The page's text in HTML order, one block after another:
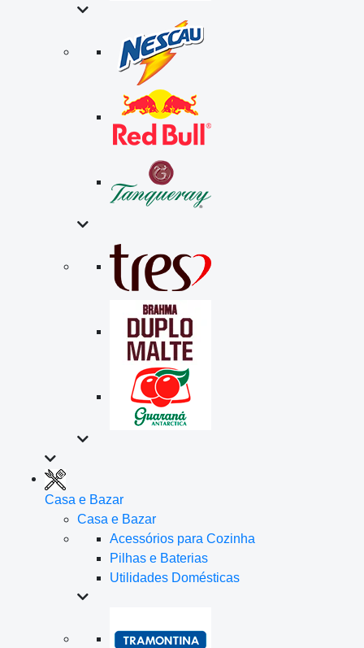
Casa e Bazar
Casa e Bazar
Acessórios para Cozinha
Pilhas e Baterias
Utilidades Domésticas